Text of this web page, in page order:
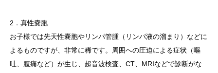
2．真性嚢胞
お子様では先天性嚢胞やリンパ管腫（リンパ液の溜まり）などに
よるものですが、非常に稀です。周囲への圧迫による症状（嘔
吐、腹痛など）が生じ、超音波検査、CT、MRIなどで診断がな